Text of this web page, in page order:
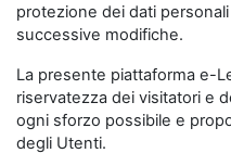
protezione dei dati
successive modifiche.
La presente piattaforma e-
riservatezza dei visitatori e
ogni sforzo possibile e
degli Utenti.